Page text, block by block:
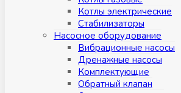
Котлы электрические
Стабилизаторы
Насосное оборудование
Вибрационные насосы
Дренажные насосы
Комплектующие
Обратный клапан